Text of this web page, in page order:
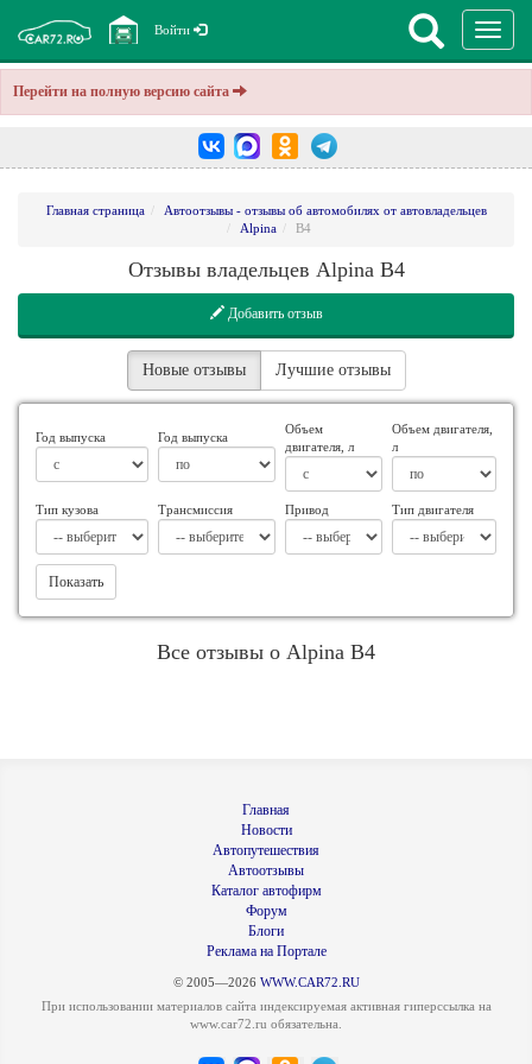
Перейти на полную версию сайта
Войти
Главная страница
Автоотзывы - отзывы об автомобилях от автовладельцев
Alpina
B4
Отзывы владельцев Alpina B4
Добавить отзыв
Новые отзывы Лучшие отзывы
Год выпуска Год выпуска
Объем
двигателя, л
Объем двигателя,
л
Тип кузова Трансмиссия Привод Тип двигателя
Показать
Все отзывы о Alpina B4
Главная
Новости
Автопутешествия
Автоотзывы
Каталог автофирм
Форум
Блоги
Реклама на Портале
© 2005—2026 WWW.CAR72.RU
При использовании материалов сайта индексируемая активная гиперссылка на
www.car72.ru обязательна.